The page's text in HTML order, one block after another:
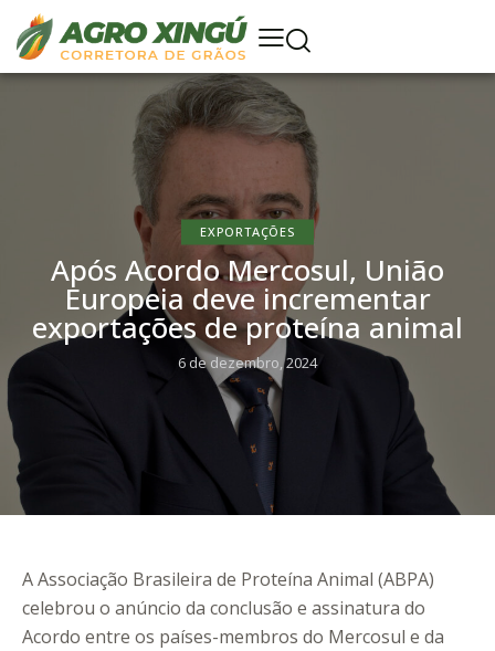
EXPORTAÇÕES
Após Acordo Mercosul, União
Europeia deve incrementar
exportações de proteína animal
6 de dezembro, 2024
A Associação Brasileira de Proteína Animal (ABPA)
celebrou o anúncio da conclusão e assinatura do
Acordo entre os países-membros do Mercosul e da